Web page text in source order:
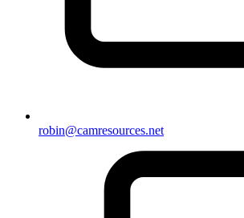
robin@camresources.net